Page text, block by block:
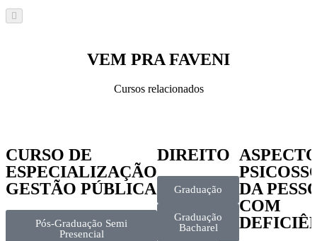
VEM PRA FAVENI
Cursos relacionados
CURSO DE
ESPECIALIZAÇÃO
GESTÃO PÚBLICA
Pós-Graduação Semi
Presencial
DIREITO
Graduação
Graduação
Bacharel
DA
COM